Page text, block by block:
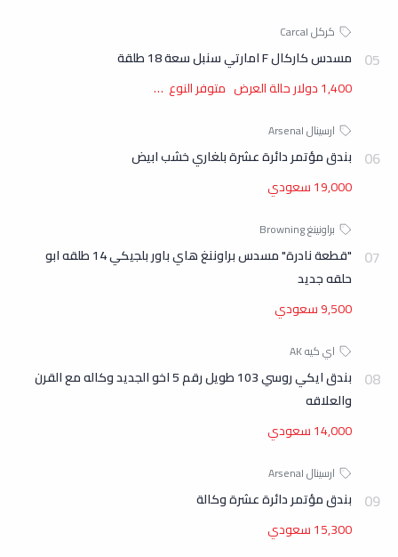
مسدس كاركال F امارتي سنبل سعة 18 طلقة
1,400 دولار حالة العرض متوفر النوع …
بندق مؤتمر دائرة عشرة بلغاري خشب ابيض
19,000 سعودي
"قطعة نادرة" مسدس براوننغ هاي باور بلجيكي 14 طلقه ابو
حلقه جديد
9,500 سعودي
بندق ايكي روسي 103 طويل رقم 5 اخو الجديد وكاله مع القرن
والعلاقه
14,000 سعودي
بندق مؤتمر دائرة عشرة وكالة
15,300 سعودي